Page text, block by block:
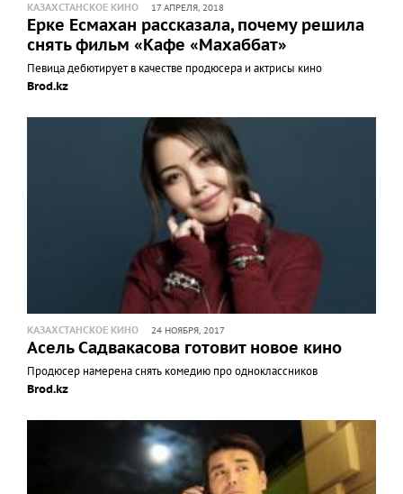
КАЗАХСТАНСКОЕ КИНО 17 АПРЕЛЯ, 2018
Ерке Есмахан рассказала, почему решила
снять фильм «Кафе «Махаббат»
Певица дебютирует в качестве продюсера и актрисы кино
Brod.kz
КАЗАХСТАНСКОЕ КИНО 24 НОЯБРЯ, 2017
Асель Садвакасова готовит новое кино
Продюсер намерена снять комедию про одноклассников
Brod.kz